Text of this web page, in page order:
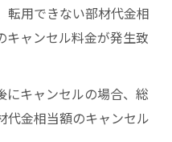
転用できない部材代金相
キャンセル料金が発生致
にキャンセルの場合、総
代金相当額のキャンセル